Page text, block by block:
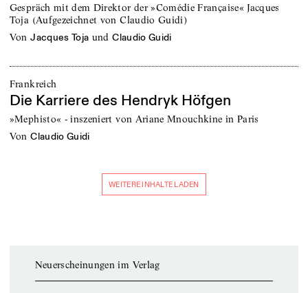
Gespräch mit dem Direktor der »Comédie Française« Jacques
Toja (Aufgezeichnet von Claudio Guidi)
von Jacques Toja und Claudio Guidi
Frankreich
Die Karriere des Hendryk Höfgen
»Mephisto« - inszeniert von Ariane Mnouchkine in Paris
von Claudio Guidi
WEITERE INHALTE LADEN
Neuerscheinungen im Verlag